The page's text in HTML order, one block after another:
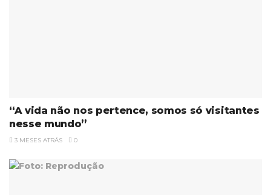
“A vida não nos pertence, somos só visitantes
nesse mundo”
3 MESES ATRÁS 0